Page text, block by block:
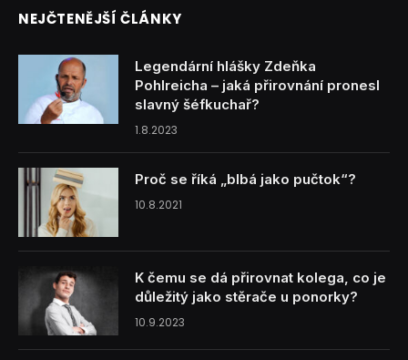
NEJČTENĚJŠÍ ČLÁNKY
Legendární hlášky Zdeňka
Pohlreicha – jaká přirovnání pronesl
slavný šéfkuchař?
1.8.2023
Proč se říká „blbá jako pučtok“?
10.8.2021
K čemu se dá přirovnat kolega, co je
důležitý jako stěrače u ponorky?
10.9.2023